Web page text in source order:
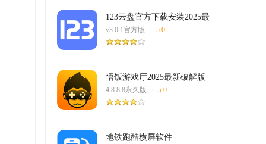
123云盘官方下载安装2025最
新版
v3.0.1官方版 5.0
悟饭游戏厅2025最新破解版
4.8.8.8永久版 5.0
地铁跑酷横屏软件